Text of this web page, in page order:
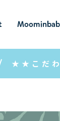
ムーミン
ビー
★★こだ